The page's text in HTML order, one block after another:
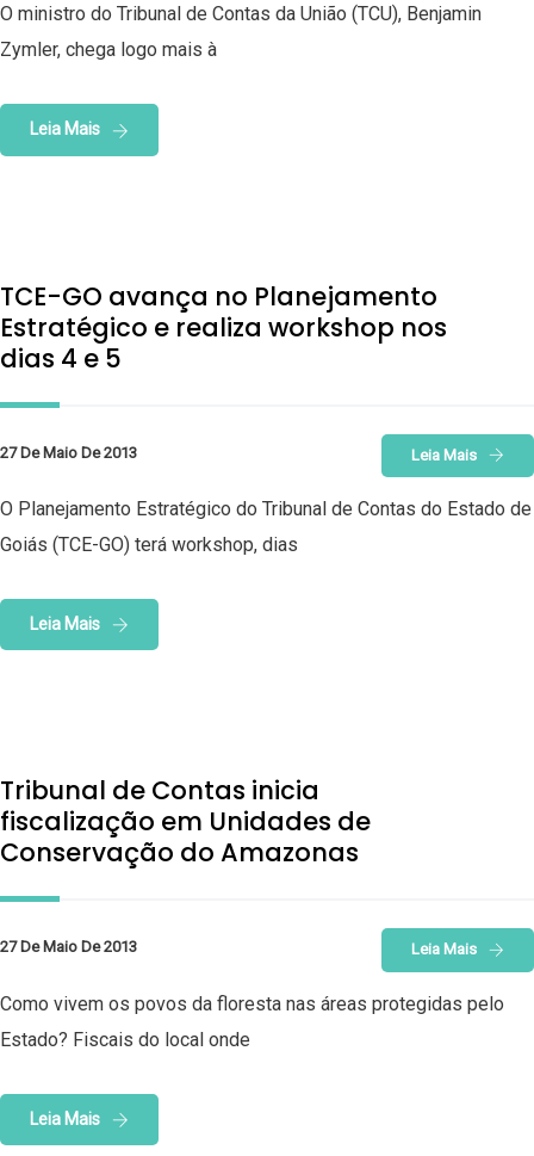
O ministro do Tribunal de Contas da União (TCU), Benjamin
Zymler, chega logo mais à
Leia Mais
TCE-GO avança no Planejamento
Estratégico e realiza workshop nos
dias 4 e 5
27 De Maio De 2013 Leia Mais
O Planejamento Estratégico do Tribunal de Contas do Estado de
Goiás (TCE-GO) terá workshop, dias
Leia Mais
Tribunal de Contas inicia
fiscalização em Unidades de
Conservação do Amazonas
27 De Maio De 2013 Leia Mais
Como vivem os povos da floresta nas áreas protegidas pelo
Estado? Fiscais do local onde
Leia Mais